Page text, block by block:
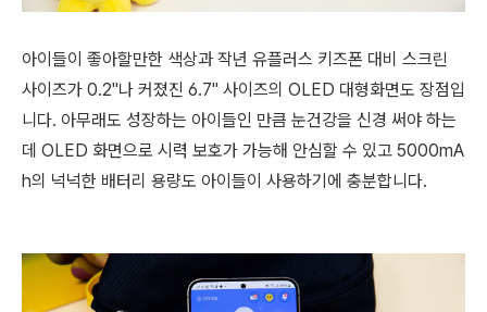
아이들이 좋아할만한 색상과 작년 유플러스 키즈폰 대비 스크린
사이즈가 0.2"나 커졌진 6.7" 사이즈의 OLED 대형화면도 장점입
니다. 아무래도 성장하는 아이들인 만큼 눈건강을 신경 써야 하는
데 OLED 화면으로 시력 보호가 가능해 안심할 수 있고 5000mA
h의 넉넉한 배터리 용량도 아이들이 사용하기에 충분합니다.